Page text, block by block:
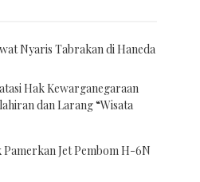
Nyaris Tabrakan di Haneda
Hak Kewarganegaraan
dan Larang “Wisata
Jet Pembom H-6N